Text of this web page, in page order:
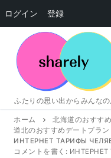
ログイン 登録
ふたりの思い出からみんな
ホーム
北海道のおすす
道北のおすすめデートプラン
ИНТЕРНЕТ ТАРИФЫ
コメントを書く: